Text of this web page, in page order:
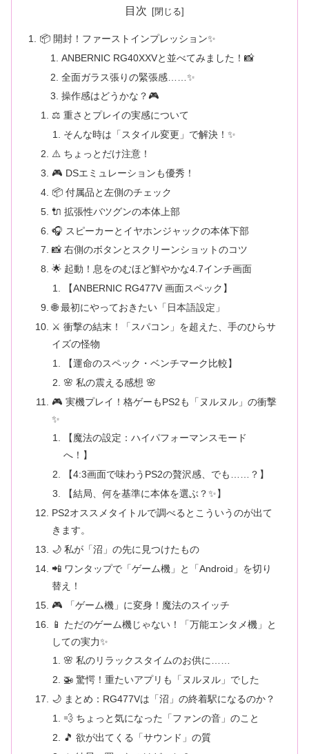
目次
📦 開封！ファーストインプレッション✨
ANBERNIC RG40XXVと並べてみました！📸
全面ガラス張りの緊張感……✨
操作感はどうかな？🎮
⚖️ 重さとプレイの実感について
そんな時は「スタイル変更」で解決！✨
⚠️ ちょっとだけ注意！
🎮 DSエミュレーションも優秀！
📦 付属品と左側のチェック
🔌 拡張性バツグンの本体上部
🎧 スピーカーとイヤホンジャックの本体下部
📸 右側のボタンとスクリーンショットのコツ
🌟 起動！息をのむほど鮮やかな4.7インチ画面
【ANBERNIC RG477V 画面スペック】
🌐 最初にやっておきたい「日本語設定」
⚔️ 衝撃の結末！「スパコン」を超えた、手のひらサ
イズの怪物
【運命のスペック・ベンチマーク比較】
🌸 私の震える感想 🌸
🎮 実機プレイ！格ゲーもPS2も「ヌルヌル」の衝撃
✨
【魔法の設定：ハイパフォーマンスモード
へ！】
【4:3画面で味わうPS2の贅沢感、でも……？】
【結局、何を基準に本体を選ぶ？✨】
PS2オススメタイトルで調べるとこういうのが出て
きます。
🌙 私が「沼」の先に見つけたもの
📲 ワンタップで「ゲーム機」と「Android」を切り
替え！
🎮 「ゲーム機」に変身！魔法のスイッチ
📱 ただのゲーム機じゃない！「万能エンタメ機」と
しての実力✨
🌸 私のリラックスタイムのお供に……
🚁 驚愕！重たいアプリも「ヌルヌル」でした
🌙 まとめ：RG477Vは「沼」の終着駅になるのか？
💨 ちょっと気になった「ファンの音」のこと
🎵 欲が出てくる「サウンド」の質